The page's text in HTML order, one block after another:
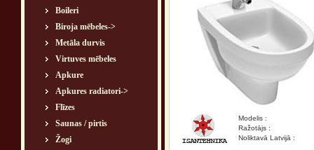
Boileri
Biroja mēbeles->
Metāla durvis
Virtuves mēbeles
Apkure
Apkures radiatori->
Flīzes
Saunas / pirtis
Žogi
Modelis :
Ražotājs :
Noliktavā Latvijā :